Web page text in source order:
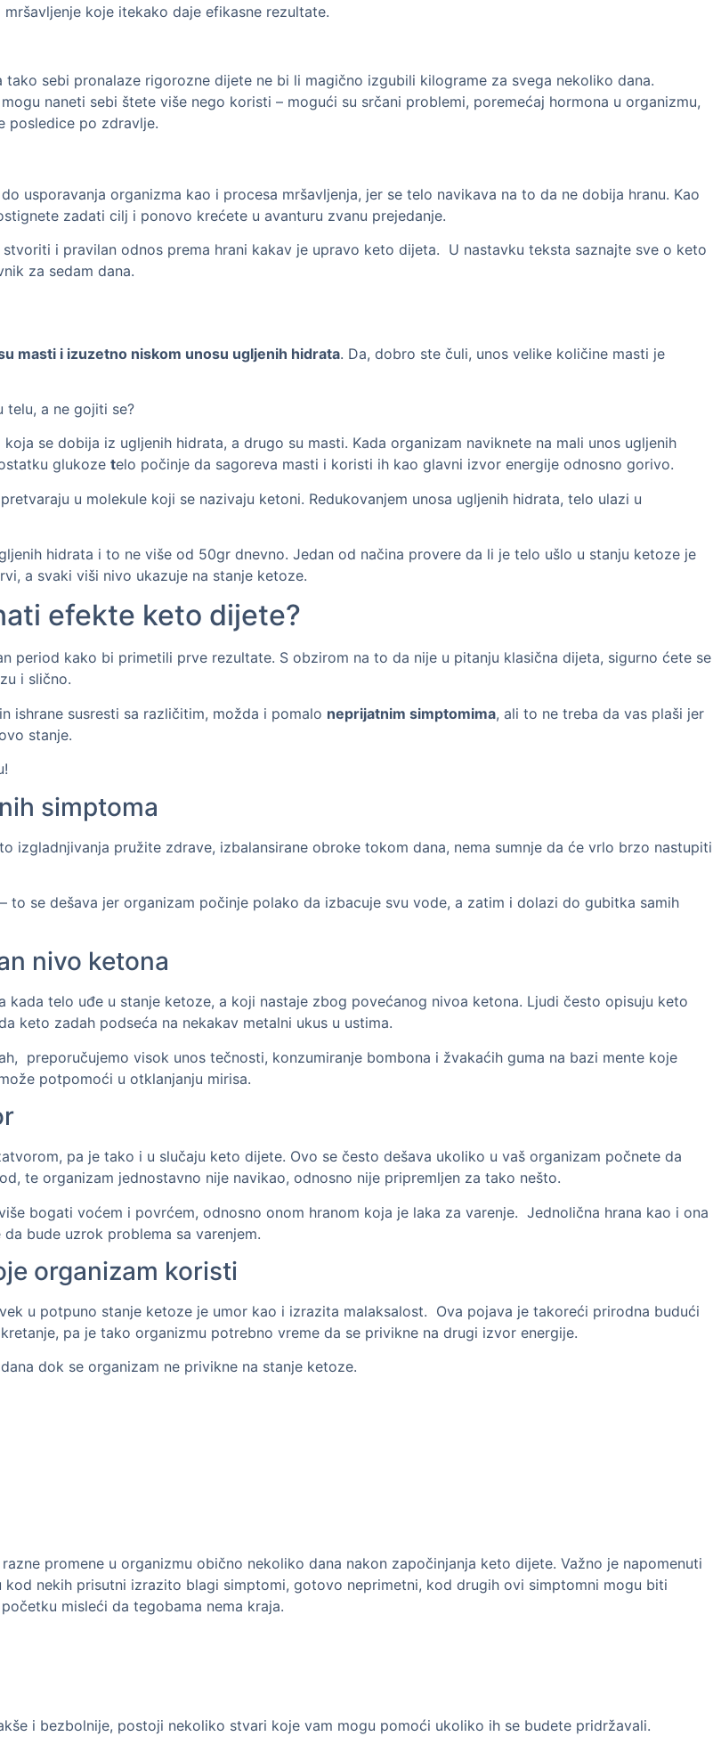
koje itekako daje efikasne rezultate.
sebi pronalaze rigorozne dijete ne bi li magično izgubili kilograme za svega nekoliko dana.
naneti sebi štete više nego koristi – mogući su srčani problemi, poremećaj hormona u organizmu,
posledice po zdravlje.
usporavanja organizma kao i procesa mršavljenja, jer se telo navikava na to da ne dobija hranu. Kao
zadati cilj i ponovo krećete u avanturu zvanu prejedanje.
i pravilan odnos prema hrani kakav je upravo keto dijeta. U nastavku teksta saznajte sve o keto
za sedam dana.
masti i izuzetno niskom unosu ugljenih hidrata. Da, dobro ste čuli, unos velike količine masti je
telu, a ne gojiti se?
se dobija iz ugljenih hidrata, a drugo su masti. Kada organizam naviknete na mali unos ugljenih
glukoze telo počinje da sagoreva masti i koristi ih kao glavni izvor energije odnosno gorivo.
u molekule koji se nazivaju ketoni. Redukovanjem unosa ugljenih hidrata, telo ulazi u
hidrata i to ne više od 50gr dnevno. Jedan od načina provere da li je telo ušlo u stanju ketoze je
a svaki viši nivo ukazuje na stanje ketoze.
efekte keto dijete?
period kako bi primetili prve rezultate. S obzirom na to da nije u pitanju klasična dijeta, sigurno ćete se
i slično.
ishrane susresti sa različitim, možda i pomalo neprijatnim simptomima, ali to ne treba da vas plaši jer
stanje.
simptoma
izgladnjivanja pružite zdrave, izbalansirane obroke tokom dana, nema sumnje da će vrlo brzo nastupiti
se dešava jer organizam počinje polako da izbacuje svu vode, a zatim i dolazi do gubitka samih
nivo ketona
telo uđe u stanje ketoze, a koji nastaje zbog povećanog nivoa ketona. Ljudi često opisuju keto
keto zadah podseća na nekakav metalni ukus u ustima.
preporučujemo visok unos tečnosti, konzumiranje bombona i žvakaćih guma na bazi mente koje
potpomoći u otklanjanju mirisa.
pa je tako i u slučaju keto dijete. Ovo se često dešava ukoliko u vaš organizam počnete da
te organizam jednostavno nije navikao, odnosno nije pripremljen za tako nešto.
bogati voćem i povrćem, odnosno onom hranom koja je laka za varenje. Jednolična hrana kao i ona
bude uzrok problema sa varenjem.
organizam koristi
u potpuno stanje ketoze je umor kao i izrazita malaksalost. Ova pojava je takoreći prirodna budući
pa je tako organizmu potrebno vreme da se privikne na drugi izvor energije.
dok se organizam ne privikne na stanje ketoze.
promene u organizmu obično nekoliko dana nakon započinjanja keto dijete. Važno je napomenuti
nekih prisutni izrazito blagi simptomi, gotovo neprimetni, kod drugih ovi simptomni mogu biti
misleći da tegobama nema kraja.
i bezbolnije, postoji nekoliko stvari koje vam mogu pomoći ukoliko ih se budete pridržavali.